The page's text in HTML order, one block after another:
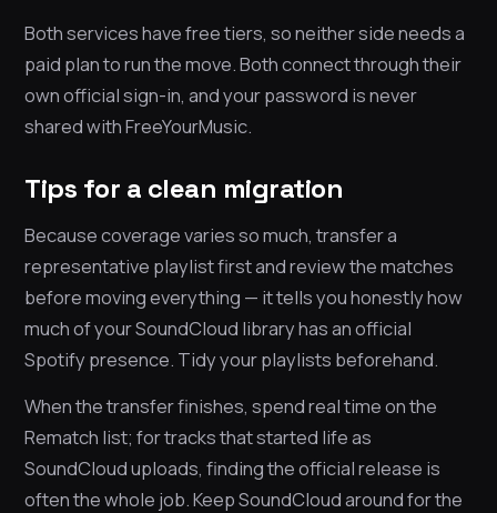
Both services have free tiers, so neither side needs a
paid plan to run the move. Both connect through their
own official sign-in, and your password is never
shared with FreeYourMusic.
Tips for a clean migration
Because coverage varies so much, transfer a
representative playlist first and review the matches
before moving everything — it tells you honestly how
much of your SoundCloud library has an official
Spotify presence. Tidy your playlists beforehand.
When the transfer finishes, spend real time on the
Rematch list; for tracks that started life as
SoundCloud uploads, finding the official release is
often the whole job. Keep SoundCloud around for the